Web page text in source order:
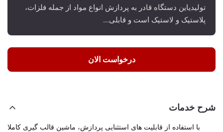
تولیدیاین دستگاه قادر به پردازش انواع مواد از جمله فلزات،
پلاستیک و لاستیک است و قابلی...
درخواست الان
شرح خدمات
با استفاده از قابلیت های استثنایی پردازش، ماشین قالب گیری کاملا